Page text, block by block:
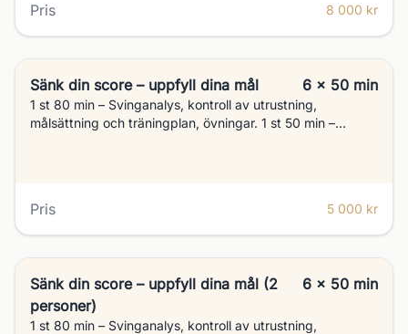
Pris 8 000 kr
Sänk din score – uppfyll dina mål 6 x 50 min
1 st 80 min – Svinganalys, kontroll av utrustning,
målsättning och träningplan, övningar. 1 st 50 min –
Pris 5 000 kr
Sänk din score – uppfyll dina mål (2
personer)
6 x 50 min
1 st 80 min – Svinganalys, kontroll av utrustning,